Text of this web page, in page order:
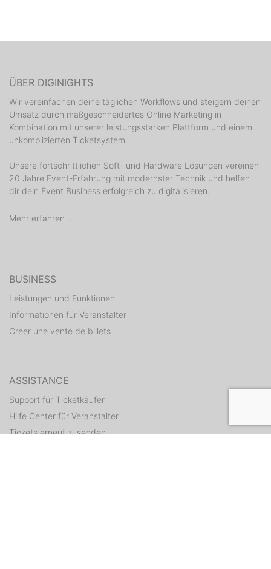
ÜBER DIGINIGHTS
Wir vereinfachen deine täglichen Workflows und steigern deinen
Umsatz durch maßgeschneidertes Online Marketing in
Kombination mit unserer leistungsstarken Plattform und einem
unkomplizierten Ticketsystem.
Unsere fortschrittlichen Soft- und Hardware Lösungen vereinen
20 Jahre Event-Erfahrung mit modernster Technik und helfen
dir dein Event Business erfolgreich zu digitalisieren.
Mehr erfahren ...
BUSINESS
Leistungen und Funktionen
Informationen für Veranstalter
Créer une vente de billets
ASSISTANCE
Support für Ticketkäufer
Hilfe Center für Veranstalter
Tickets erneut zusenden